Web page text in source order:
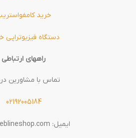
خرید
دستگاه فیزیوتراپی
راههای ارتباطی
تماس با مشاورین
02192005184
ایمیل: info@teblineshop.com